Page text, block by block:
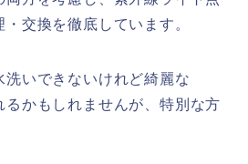
交換を徹底しています。
洗いできないけれど綺麗な
かもしれませんが、特別な方